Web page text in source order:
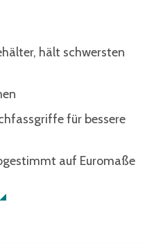
hält schwersten
für bessere
auf Euromaße